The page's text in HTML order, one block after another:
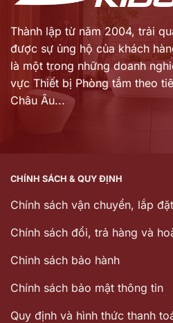
Thành lập từ năm 2004, trải
được sự ủng hộ của khách
là một trong những doanh
vực Thiết bị Phòng tắm theo
Châu Âu...
CHÍNH SÁCH & QUY ĐỊNH
Chính sách vận chuyển, lắp đặt
Chính sách đổi, trả hàng và
Chinh sách bảo hành
Chính sách bảo mật thông tin
Quy định và hình thức thanh